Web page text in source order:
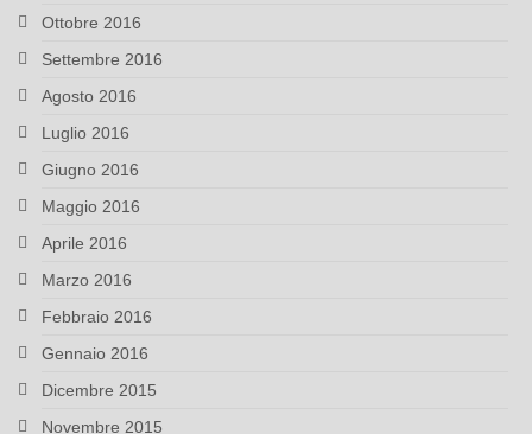
Ottobre 2016
Settembre 2016
Agosto 2016
Luglio 2016
Giugno 2016
Maggio 2016
Aprile 2016
Marzo 2016
Febbraio 2016
Gennaio 2016
Dicembre 2015
Novembre 2015